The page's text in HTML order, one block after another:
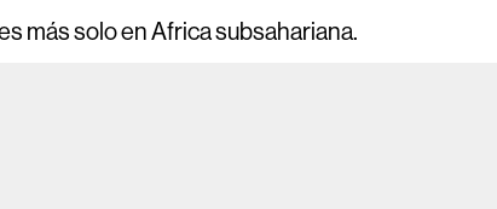
más solo en Africa subsahariana.